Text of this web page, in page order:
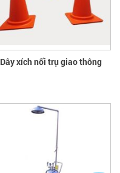
Dây xích nối trụ giao thông